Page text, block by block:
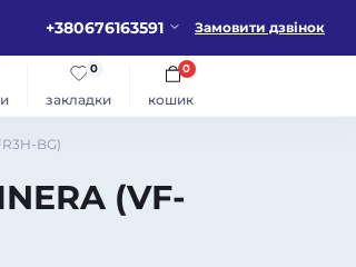
+380676163591 Замовити дзвінок
закладки
0
кошик
0
BG)
(VF-